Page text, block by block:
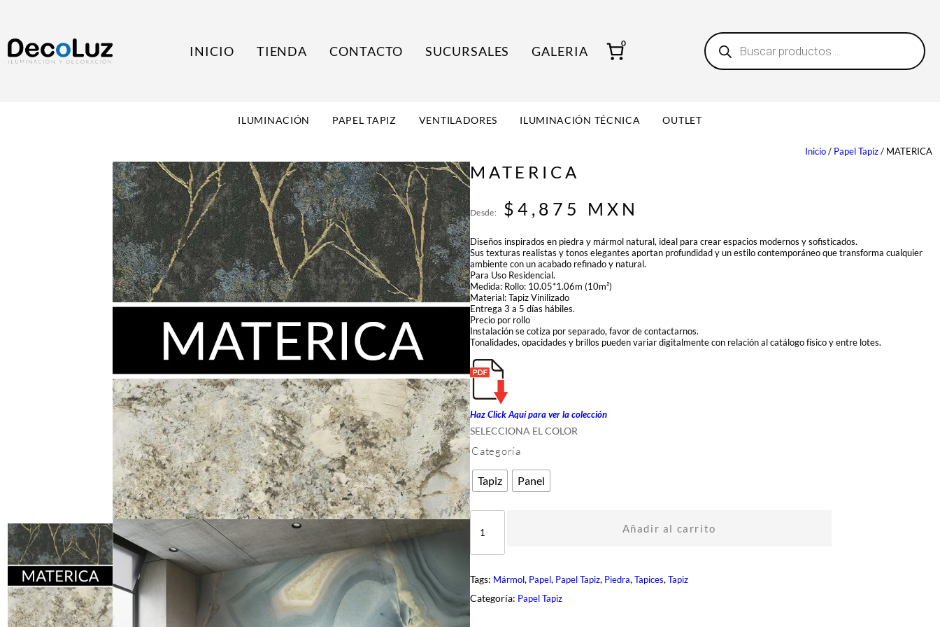
INICIO TIENDA CONTACTO SUCURSALES GALERIA
0
B
ú
s
s
ILUMINACIÓN PAPEL TAPIZ VENTILADORES ILUMINACIÓN TÉCNICA OUTLET
Inicio/ Papel Tapiz/ MATERICA
MATERICA
Desde: $4,875 MXN
Diseños inspirados en piedra y mármol natural, ideal para crear espacios modernos y sofisticados.
Sus texturas realistas y tonos elegantes aportan profundidad y un estilo contemporáneo que transforma cualquier
ambiente con un acabado refinado y natural.
Para Uso Residencial.
Medida: Rollo: 10.05*1.06m (10m²)
Material: Tapiz Vinilizado
Entrega 3 a 5 días hábiles.
Precio por rollo
Instalación se cotiza por separado, favor de contactarnos.
Tonalidades, opacidades y brillos pueden variar digitalmente con relación al catálogo físico y entre lotes.
Haz Click Aquí para ver la colección
SELECCIONA EL COLOR
Categoría
Tapiz Panel
M
C
A
c
a
Añadir al carrito
Tags: Mármol, Papel, Papel Tapiz, Piedra, Tapices, Tapiz
Categoría: Papel Tapiz